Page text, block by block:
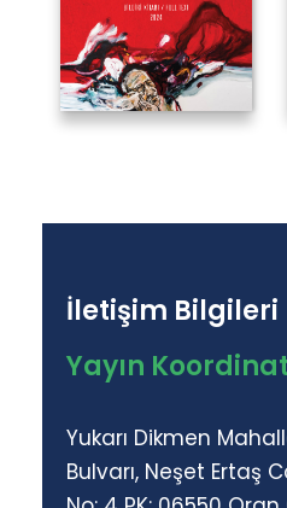
İletişim Bilgileri
Yayın
Yukarı Dikmen
Bulvarı, Neşet Ertaş